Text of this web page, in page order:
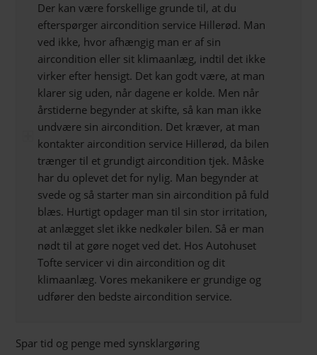
Der kan være forskellige grunde til, at du
efterspørger aircondition service Hillerød. Man
ved ikke, hvor afhængig man er af sin
aircondition eller sit klimaanlæg, indtil det ikke
virker efter hensigt. Det kan godt være, at man
klarer sig uden, når dagene er kolde. Men når
årstiderne begynder at skifte, så kan man ikke
undvære sin aircondition. Det kræver, at man
kontakter aircondition service Hillerød, da bilen
trænger til et grundigt aircondition tjek. Måske
har du oplevet det for nylig. Man begynder at
svede og så starter man sin aircondition på fuld
blæs. Hurtigt opdager man til sin stor irritation,
at anlægget slet ikke nedkøler bilen. Så er man
nødt til at gøre noget ved det. Hos Autohuset
Tofte servicer vi din aircondition og dit
klimaanlæg. Vores mekanikere er grundige og
udfører den bedste aircondition service.
Spar tid og penge med synsklargøring